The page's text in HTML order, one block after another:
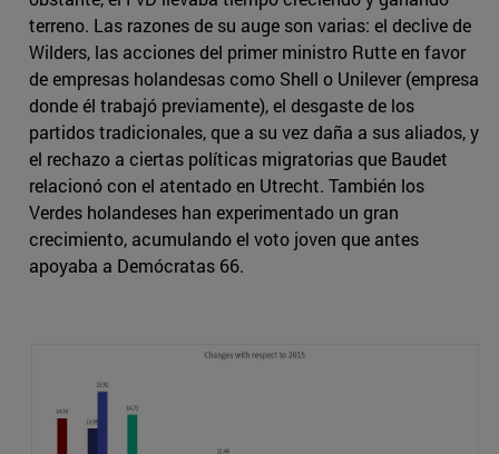
terreno. Las razones de su auge son varias: el declive de
Wilders, las acciones del primer ministro Rutte en favor
de empresas holandesas como Shell o Unilever (empresa
donde él trabajó previamente), el desgaste de los
partidos tradicionales, que a su vez daña a sus aliados, y
el rechazo a ciertas políticas migratorias que Baudet
relacionó con el atentado en Utrecht. También los
Verdes holandeses han experimentado un gran
crecimiento, acumulando el voto joven que antes
apoyaba a Demócratas 66.